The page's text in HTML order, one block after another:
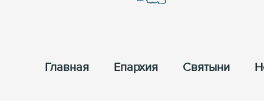
Главная Епархия Cвятыни